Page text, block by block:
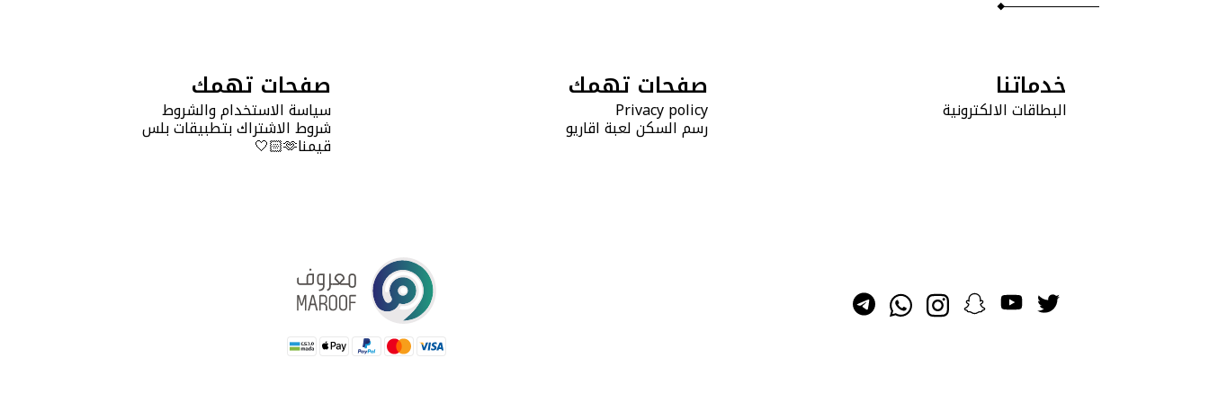
خدماتنا
البطاقات الالكترونية
صفحات تهمك
Privacy policy
رسم السكن لعبة اقاريو
صفحات تهمك
سياسة الاستخدام والشروط
شروط الاشتراك بتطبيقات بلس
قيمنا🫶🏻🤍